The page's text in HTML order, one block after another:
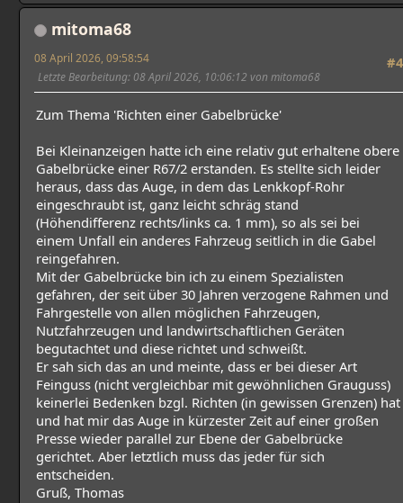
mitoma68
#4
08 April 2026, 09:58:54
Letzte Bearbeitung: 08 April 2026, 10:06:12 von mitoma68
Zum Thema 'Richten einer Gabelbrücke'
Bei Kleinanzeigen hatte ich eine relativ gut erhaltene obere
Gabelbrücke einer R67/2 erstanden. Es stellte sich leider
heraus, dass das Auge, in dem das Lenkkopf-Rohr
eingeschraubt ist, ganz leicht schräg stand
(Höhendifferenz rechts/links ca. 1 mm), so als sei bei
einem Unfall ein anderes Fahrzeug seitlich in die Gabel
reingefahren.
Mit der Gabelbrücke bin ich zu einem Spezialisten
gefahren, der seit über 30 Jahren verzogene Rahmen und
Fahrgestelle von allen möglichen Fahrzeugen,
Nutzfahrzeugen und landwirtschaftlichen Geräten
begutachtet und diese richtet und schweißt.
Er sah sich das an und meinte, dass er bei dieser Art
Feinguss (nicht vergleichbar mit gewöhnlichen Grauguss)
keinerlei Bedenken bzgl. Richten (in gewissen Grenzen) hat
und hat mir das Auge in kürzester Zeit auf einer großen
Presse wieder parallel zur Ebene der Gabelbrücke
gerichtet. Aber letztlich muss das jeder für sich
entscheiden.
Gruß, Thomas